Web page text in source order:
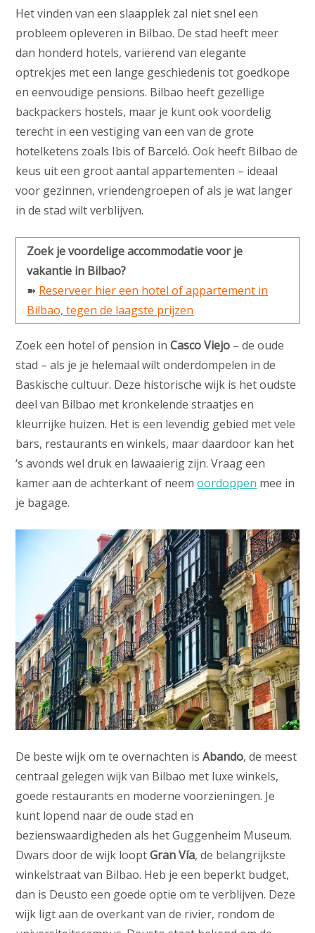
Het vinden van een slaapplek zal niet snel een
probleem opleveren in Bilbao. De stad heeft meer
dan honderd hotels, variërend van elegante
optrekjes met een lange geschiedenis tot goedkope
en eenvoudige pensions. Bilbao heeft gezellige
backpackers hostels, maar je kunt ook voordelig
terecht in een vestiging van een van de grote
hotelketens zoals Ibis of Barceló. Ook heeft Bilbao de
keus uit een groot aantal appartementen – ideaal
voor gezinnen, vriendengroepen of als je wat langer
in de stad wilt verblijven.
Zoek je voordelige accommodatie voor je
vakantie in Bilbao?
➽ Reserveer hier een hotel of appartement in
Bilbao, tegen de laagste prijzen
Zoek een hotel of pension inCasco Viejo – de oude
stad – als je je helemaal wilt onderdompelen in de
Baskische cultuur. Deze historische wijk is het oudste
deel van Bilbao met kronkelende straatjes en
kleurrijke huizen. Het is een levendig gebied met vele
bars, restaurants en winkels, maar daardoor kan het
‘s avonds wel druk en lawaaierig zijn. Vraag een
kamer aan de achterkant of neemoordoppen mee in
je bagage.
De beste wijk om te overnachten isAbando, de meest
centraal gelegen wijk van Bilbao met luxe winkels,
goede restaurants en moderne voorzieningen. Je
kunt lopend naar de oude stad en
bezienswaardigheden als het Guggenheim Museum.
Dwars door de wijk looptGran Vía, de belangrijkste
winkelstraat van Bilbao. Heb je een beperkt budget,
dan is Deusto een goede optie om te verblijven. Deze
wijk ligt aan de overkant van de rivier, rondom de